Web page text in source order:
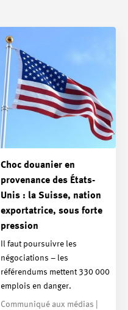
Choc douanier en
provenance des États-
Unis : la Suisse, nation
exportatrice, sous forte
pression
Il faut poursuivre les
négociations – les
référendums mettent 330 000
emplois en danger.
Communiqué aux médias |